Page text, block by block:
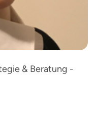
& Beratung -